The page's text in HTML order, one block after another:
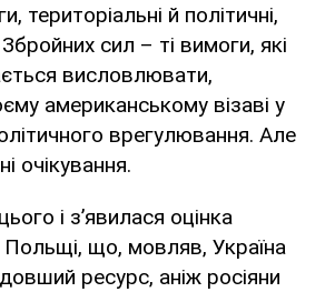
територіальні й політичні,
сил – ті вимоги, які
висловлювати,
американському візаві у
врегулювання. Але
очікування.
і з’явилася оцінка
що, мовляв, Україна
ресурс, аніж росіяни